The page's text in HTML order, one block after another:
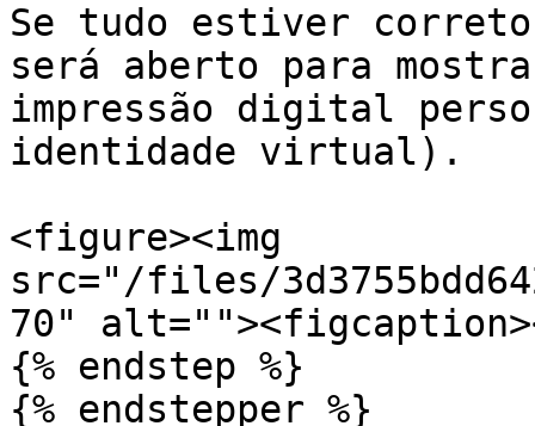
Se tudo estiver
será aberto para
impressão digital
identidade virtual).
<figure><img
src="/files/
70"
{% endstep %}
{% endstepper %}